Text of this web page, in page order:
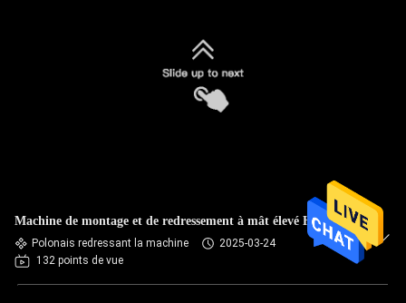
Machine de montage et de redressement à mât élevé HJZ-800
Polonais redressant la machine
2025-03-24
132 points de vue